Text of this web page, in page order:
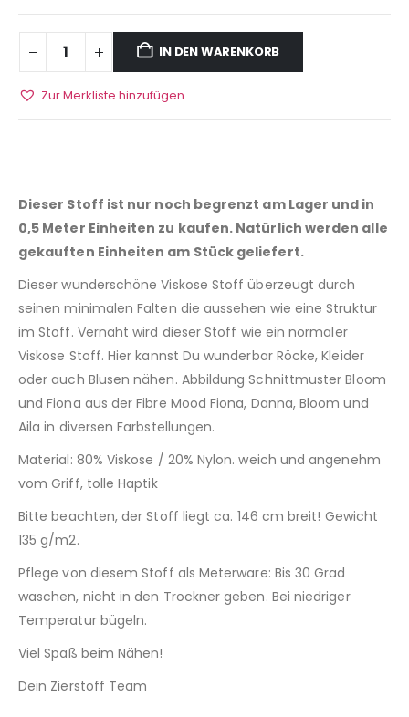
IN DEN WARENKORB
Zur Merkliste hinzufügen
Dieser Stoff ist nur noch begrenzt am Lager und in
0,5 Meter Einheiten zu kaufen. Natürlich werden alle
gekauften Einheiten am Stück geliefert.
Dieser wunderschöne Viskose Stoff überzeugt durch
seinen minimalen Falten die aussehen wie eine Struktur
im Stoff. Vernäht wird dieser Stoff wie ein normaler
Viskose Stoff. Hier kannst Du wunderbar Röcke, Kleider
oder auch Blusen nähen. Abbildung Schnittmuster Bloom
und Fiona aus der Fibre Mood Fiona, Danna, Bloom und
Aila in diversen Farbstellungen.
Material: 80% Viskose / 20% Nylon. weich und angenehm
vom Griff, tolle Haptik
Bitte beachten, der Stoff liegt ca. 146 cm breit! Gewicht
135 g/m2.
Pflege von diesem Stoff als Meterware: Bis 30 Grad
waschen, nicht in den Trockner geben. Bei niedriger
Temperatur bügeln.
Viel Spaß beim Nähen!
Dein Zierstoff Team